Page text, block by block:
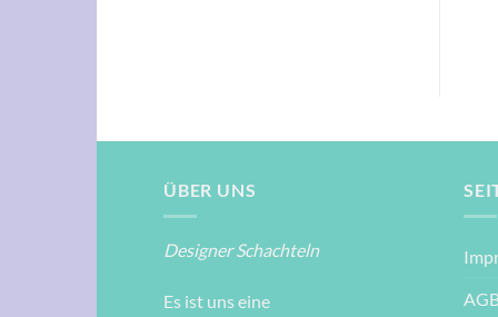
ÜBER UNS
Designer Schachteln
Es ist uns eine